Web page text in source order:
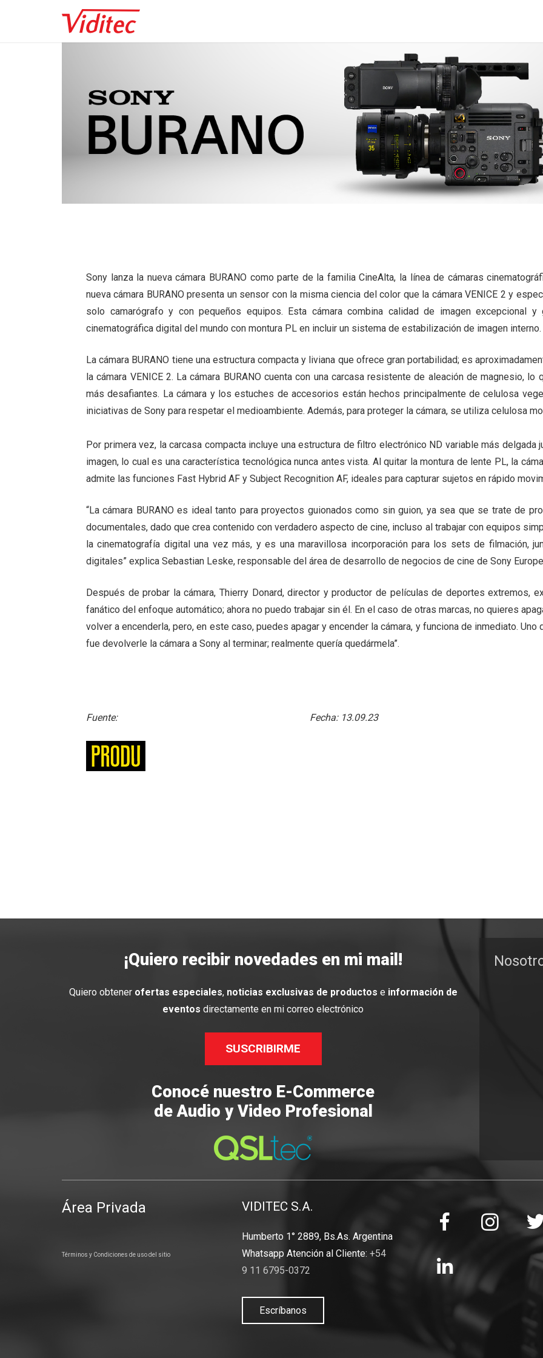
Sony lanza la nueva cámara BURANO como parte de la familia CineAlta, la línea de cámaras
nueva cámara BURANO presenta un sensor con la misma ciencia del color que la cámara VENICE 2 y
solo camarógrafo y con pequeños equipos. Esta cámara combina calidad de imagen excepcional
cinematográfica digital del mundo con montura PL en incluir un sistema de estabilización de imagen interno.
La cámara BURANO tiene una estructura compacta y liviana que ofrece gran portabilidad; es
la cámara VENICE 2. La cámara BURANO cuenta con una carcasa resistente de aleación de magnesio,
más desafiantes. La cámara y los estuches de accesorios están hechos principalmente de celulosa
iniciativas de Sony para respetar el medioambiente. Además, para proteger la cámara, se utiliza celulosa
Por primera vez, la carcasa compacta incluye una estructura de filtro electrónico ND variable más
imagen, lo cual es una característica tecnológica nunca antes vista. Al quitar la montura de lente PL, la
admite las funciones Fast Hybrid AF y Subject Recognition AF, ideales para capturar sujetos en rápido
“La cámara BURANO es ideal tanto para proyectos guionados como sin guion, ya sea que se trate de
documentales, dado que crea contenido con verdadero aspecto de cine, incluso al trabajar con equipos
la cinematografía digital una vez más, y es una maravillosa incorporación para los sets de filmación,
digitales” explica Sebastian Leske, responsable del área de desarrollo de negocios de cine de Sony
Después de probar la cámara, Thierry Donard, director y productor de películas de deportes extremos,
fanático del enfoque automático; ahora no puedo trabajar sin él. En el caso de otras marcas, no quieres
volver a encenderla, pero, en este caso, puedes apagar y encender la cámara, y funciona de inmediato.
fue devolverle la cámara a Sony al terminar; realmente quería quedármela”.
Fuente: Fecha: 13.09.23
¡Quiero recibir novedades en mi mail!
Quiero obtener ofertas especiales, noticias exclusivas de productos e información de
eventos directamente en mi correo electrónico
SUSCRIBIRME
Conocé nuestro E-Commerce
de Audio y Video Profesional
Área Privada
Términos y Condiciones de uso del sitio
VIDITEC S.A.
Humberto 1° 2889, Bs.As. Argentina
Whatsapp Atención al Cliente: +54
9 11 6795-0372
Escríbanos